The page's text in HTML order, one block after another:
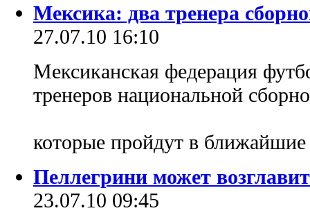
Мексика: два тренера
27.07.10 16:10
Мексиканская федерация
тренеров национальной
которые пройдут в
Пеллегрини может
23.07.10 09:45